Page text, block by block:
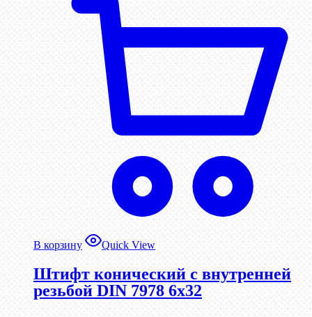
В корзину Quick View
Штифт конический с внутренней
резьбой DIN 7978 6х32